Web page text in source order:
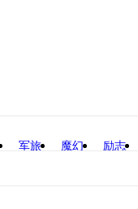
军旅 魔幻 励志